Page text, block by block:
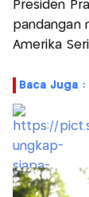
Presiden
pandangan
Amerika
Baca Juga :